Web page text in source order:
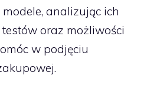
analizując ich
oraz możliwości
w podjęciu